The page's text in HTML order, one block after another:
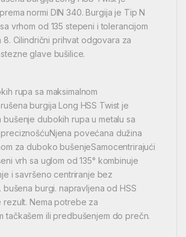
normi DIN 340. Burgija je Tip N
vrhom od 135 stepeni i tolerancijom
8. Cilindrični prihvat odgovara za
glave bušilice.
rupa sa maksimalnom
burgija Long HSS Twist je
bušenje dubokih rupa u metalu sa
preciznošćuNjena povećana dužina
za duboko bušenjeSamocentrirajući
vrh sa uglom od 135° kombinuje
i savršeno centriranje bez
bušena burgi. napravljena od HSS
rezult. Nema potrebe za
tačkašem ili predbušenjem do prečn.